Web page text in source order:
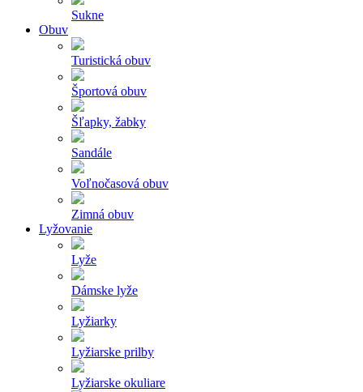
Sukne
Obuv
Turistická obuv
Športová obuv
Šľapky, žabky
Sandále
Voľnočasová obuv
Zimná obuv
Lyžovanie
Lyže
Dámske lyže
Lyžiarky
Lyžiarske prilby
Lyžiarske okuliare